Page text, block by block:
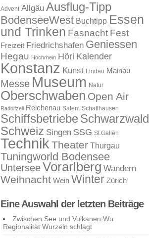
Advent Allgäu Ausflug-Tipp
BodenseeWest Buchtipp Essen
und Trinken Fasnacht Fest
Freizeit Friedrichshafen Geniessen
Hegau Hochrhein Höri Kalender
Konstanz Kunst Lindau Mainau
Messe Museum Natur
Oberschwaben Open Air
Radolfzell Reichenau Salem Schaffhausen
SchiffsbetriebeSchwarzwald
Schweiz Singen SSG St.Gallen
Technik Theater Thurgau
Tuningworld Bodensee
UnterseeVorarlberg Wandern
Weihnacht Wein Winter Zürich
Eine Auswahl der letzten Beiträge
Zwischen See und Vulkanen:Wo
Regionalität Wurzeln schlägt